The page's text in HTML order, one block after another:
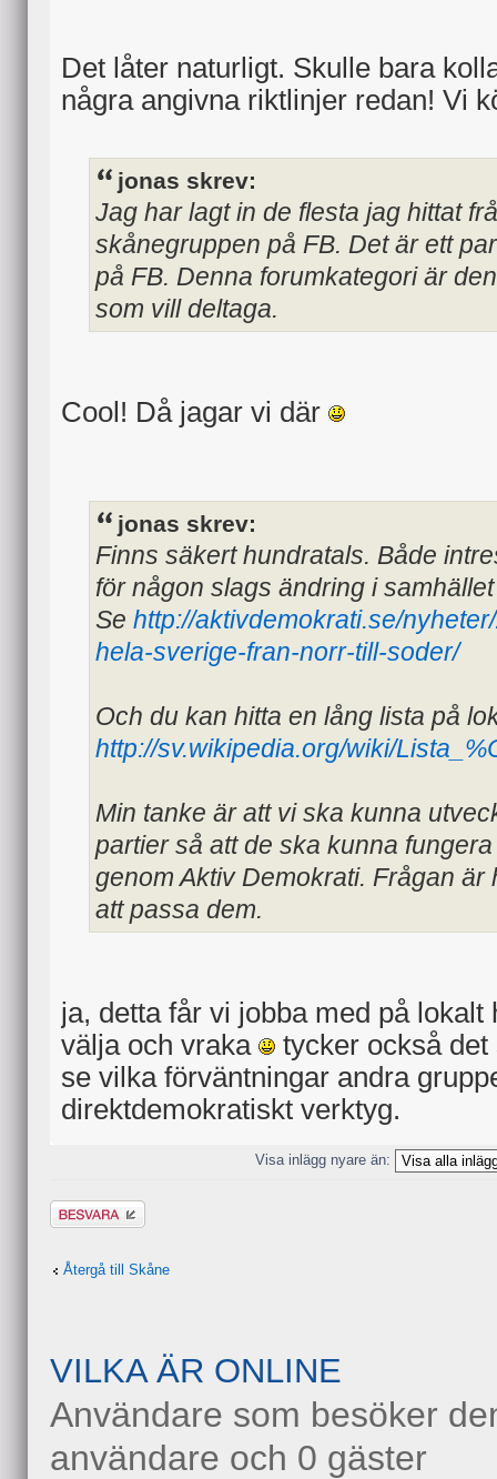
Det låter naturligt. Skulle bara
några angivna riktlinjer redan! Vi
jonas skrev:
Jag har lagt in de flesta jag hittat
skånegruppen på FB. Det är ett
på FB. Denna forumkategori är
som vill deltaga.
Cool! Då jagar vi där
jonas skrev:
Finns säkert hundratals. Både
för någon slags ändring i
Se http://aktivdemokrati.se/
hela-sverige-fran-norr-till-soder/
Och du kan hitta en lång lista på
http://sv.wikipedia.org/wiki/
Min tanke är att vi ska kunna
partier så att de ska kunna
genom Aktiv Demokrati. Frågan är
att passa dem.
ja, detta får vi jobba med på lokalt
välja och vraka
tycker också
se vilka förväntningar andra
direktdemokratiskt verktyg.
Visa inlägg nyare än:
Besvara
Återgå till Skåne
VILKA ÄR ONLINE
Användare som besöker
användare och 0 gäster